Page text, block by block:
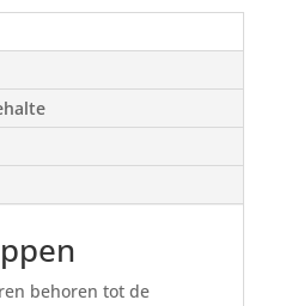
behoren tot de